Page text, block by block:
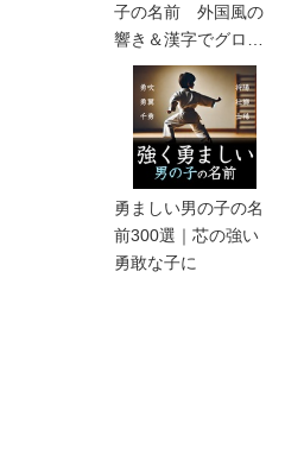
子の名前 外国風の
響き＆漢字でグロー
バルな名付け
勇ましい男の子の名
前300選｜芯の強い
勇敢な子に